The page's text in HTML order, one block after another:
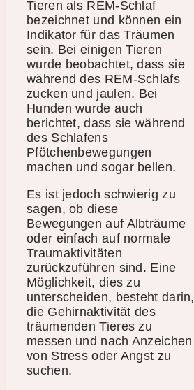
Tieren als REM-Schlaf
bezeichnet und können ein
Indikator für das Träumen
sein. Bei einigen Tieren
wurde beobachtet, dass sie
während des REM-Schlafs
zucken und jaulen. Bei
Hunden wurde auch
berichtet, dass sie während
des Schlafens
Pfötchenbewegungen
machen und sogar bellen.
Es ist jedoch schwierig zu
sagen, ob diese
Bewegungen auf Albträume
oder einfach auf normale
Traumaktivitäten
zurückzuführen sind. Eine
Möglichkeit, dies zu
unterscheiden, besteht darin,
die Gehirnaktivität des
träumenden Tieres zu
messen und nach Anzeichen
von Stress oder Angst zu
suchen.